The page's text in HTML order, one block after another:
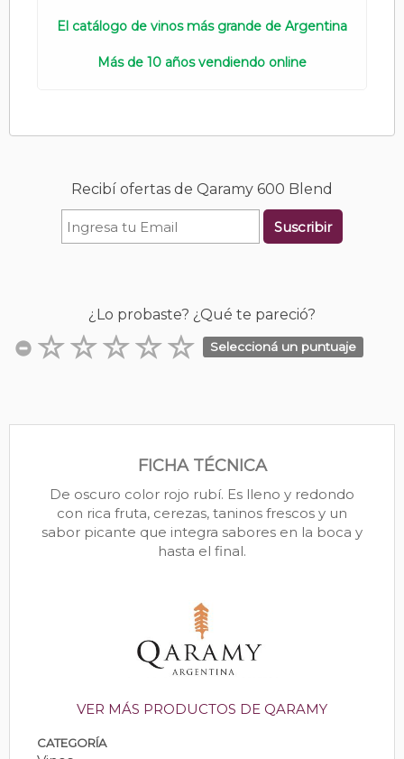
El catálogo de vinos más grande de Argentina
Más de 10 años vendiendo online
Recibí ofertas de Qaramy 600 Blend
Suscribir
¿Lo probaste? ¿Qué te pareció?
Seleccioná un puntuaje
FICHA TÉCNICA
De oscuro color rojo rubí. Es lleno y redondo
con rica fruta, cerezas, taninos frescos y un
sabor picante que integra sabores en la boca y
hasta el final.
VER MÁS PRODUCTOS DE QARAMY
CATEGORÍA